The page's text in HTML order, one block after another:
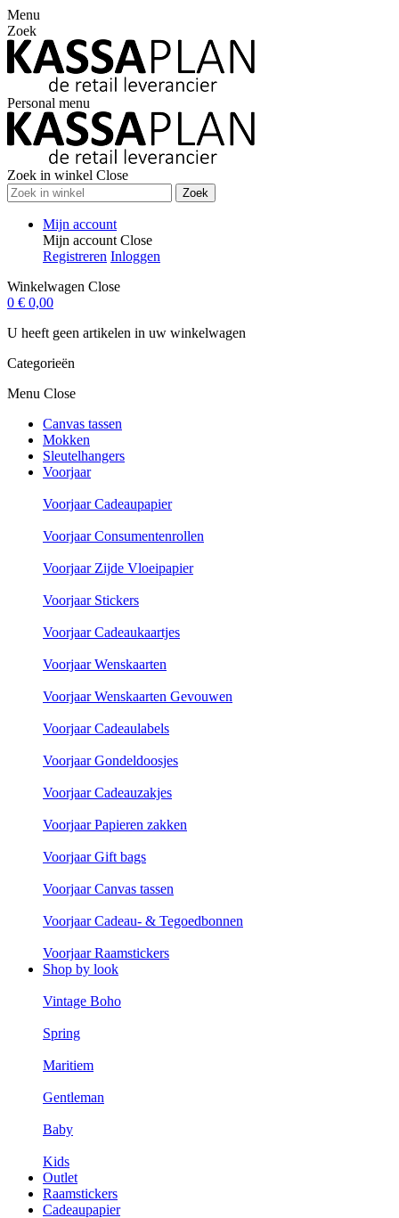
Menu
Zoek
Personal menu
Zoek in winkel Close
Zoek
Mijn account
Mijn account Close
Registreren Inloggen
Winkelwagen Close
0 € 0,00
U heeft geen artikelen in uw winkelwagen
Categorieën
Menu Close
Canvas tassen
Mokken
Sleutelhangers
Voorjaar
Voorjaar Cadeaupapier
Voorjaar Consumentenrollen
Voorjaar Zijde Vloeipapier
Voorjaar Stickers
Voorjaar Cadeaukaartjes
Voorjaar Wenskaarten
Voorjaar Wenskaarten Gevouwen
Voorjaar Cadeaulabels
Voorjaar Gondeldoosjes
Voorjaar Cadeauzakjes
Voorjaar Papieren zakken
Voorjaar Gift bags
Voorjaar Canvas tassen
Voorjaar Cadeau- & Tegoedbonnen
Voorjaar Raamstickers
Shop by look
Vintage Boho
Spring
Maritiem
Gentleman
Baby
Kids
Outlet
Raamstickers
Cadeaupapier